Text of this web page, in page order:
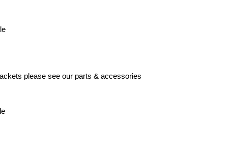
please see our parts & accessories